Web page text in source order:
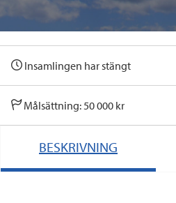
e
b
o
o
k
t
r
k
I
Insamlingen har stängt
Målsättning: 50 000 kr
BESKRIVNING